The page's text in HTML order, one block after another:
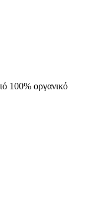
100% οργανικό